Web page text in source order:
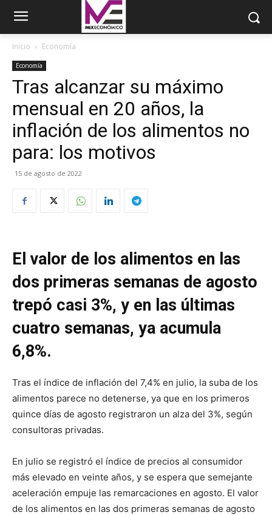
Inicio Economía
Economía
Tras alcanzar su máximo
mensual en 20 años, la
inflación de los alimentos no
para: los motivos
15 de agosto de 2022
El valor de los alimentos en las
dos primeras semanas de agosto
trepó casi 3%, y en las últimas
cuatro semanas, ya acumula
6,8%.
Tras el índice de inflación del 7,4% en julio, la suba de los
alimentos parece no detenerse, ya que en los primeros
quince días de agosto registraron un alza del 3%, según
consultoras privadas.
En julio se registró el índice de precios al consumidor
más elevado en veinte años, y se espera que semejante
aceleración empuje las remarcaciones en agosto. El valor
de los alimentos en las dos primeras semanas de agosto